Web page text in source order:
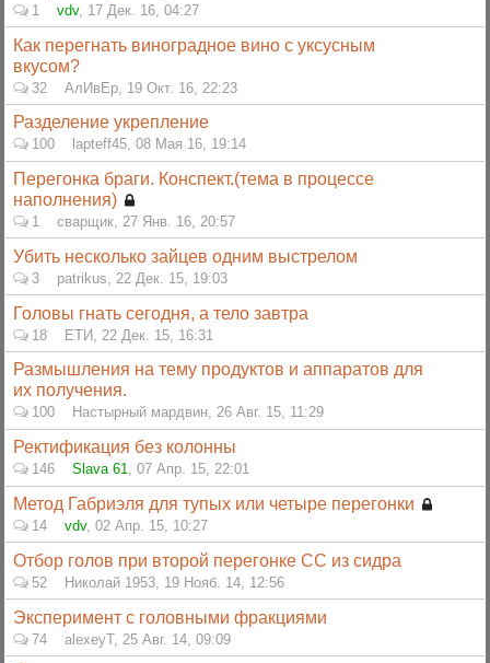
1 vdv, 17 Дек. 16, 04:27
Как перегнать виноградное вино с уксусным
вкусом?
32 АлИвЕр, 19 Окт. 16, 22:23
Разделение укрепление
100 lapteff45, 08 Мая 16, 19:14
Перегонка браги. Конспект.(тема в процессе
наполнения)
1 сварщик, 27 Янв. 16, 20:57
Убить несколько зайцев одним выстрелом
3 patrikus 22 Дек. 15, 19:03
Головы гнать сегодня, а тело завтра
18 ЕТИ, 22 Дек. 15, 16:31
Размышления на тему продуктов и аппаратов для
их получения.
100 Настырный мардвин, 26 Авг. 15, 11:29
Ректификация без колонны
146 Slava 61, 07 Апр. 15, 22:01
Метод Габриэля для тупых или четыре перегонки
14 vdv, 02 Апр. 15, 10:27
Отбор голов при второй перегонке СС из сидра
52 Николай 1953, 19 Нояб. 14, 12:56
Эксперимент с головными фракциями
74 alexeyT, 25 Авг. 14, 09:09